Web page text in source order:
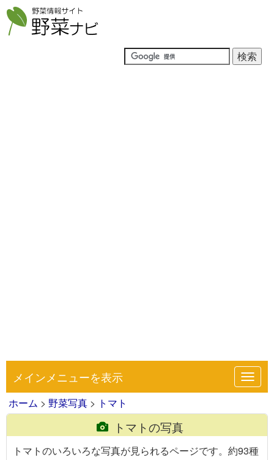
メインメニューを表示
ホーム > 野菜写真 > トマト
トマトの写真
トマトのいろいろな写真が見られるページです。約93種